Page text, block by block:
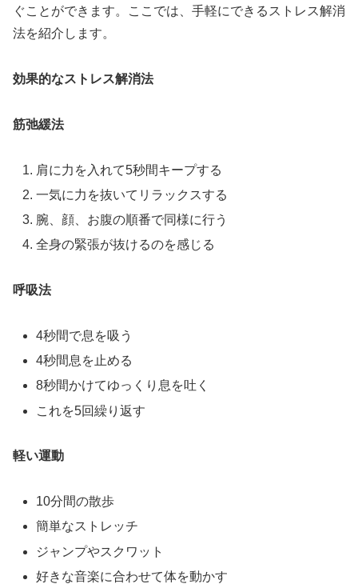
ぐことができます。ここでは、手軽にできるストレス解消
法を紹介します。
効果的なストレス解消法
筋弛緩法
肩に力を入れて5秒間キープする
一気に力を抜いてリラックスする
腕、顔、お腹の順番で同様に行う
全身の緊張が抜けるのを感じる
呼吸法
4秒間で息を吸う
4秒間息を止める
8秒間かけてゆっくり息を吐く
これを5回繰り返す
軽い運動
10分間の散歩
簡単なストレッチ
ジャンプやスクワット
好きな音楽に合わせて体を動かす